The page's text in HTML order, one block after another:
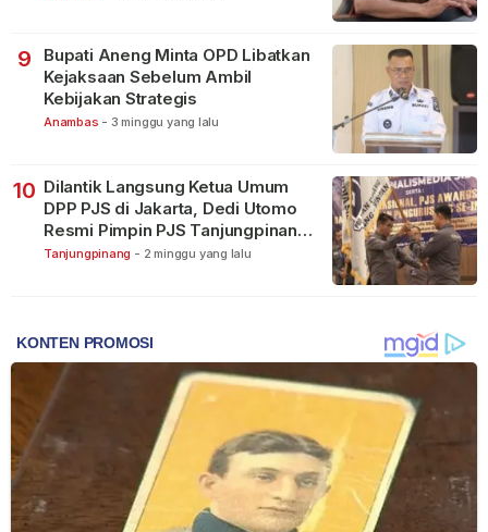
9
Bupati Aneng Minta OPD Libatkan
Kejaksaan Sebelum Ambil
Kebijakan Strategis
Anambas - 3 minggu yang lalu
10 Dilantik Langsung Ketua Umum
DPP PJS di Jakarta, Dedi Utomo
Resmi Pimpin PJS Tanjungpinang-
Bintan
Tanjungpinang - 2 minggu yang lalu